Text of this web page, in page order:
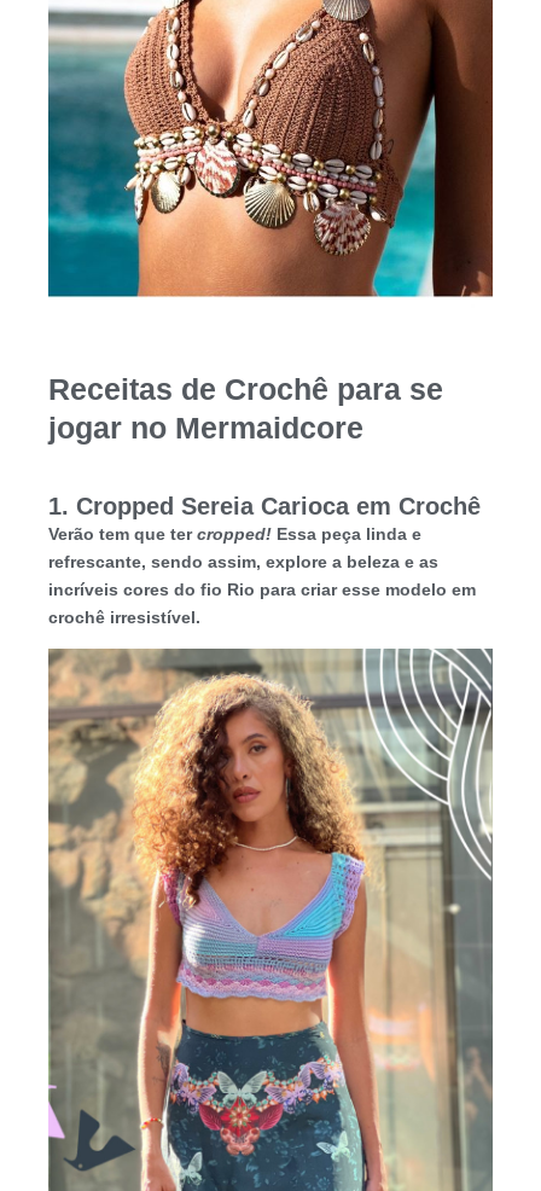
Receitas de Crochê para se
jogar no Mermaidcore
1. Cropped Sereia Carioca em Crochê
Verão tem que tercropped! Essa peça linda e
refrescante, sendo assim, explore a beleza e as
incríveis cores do fio Rio para criar esse modelo em
crochê irresistível.